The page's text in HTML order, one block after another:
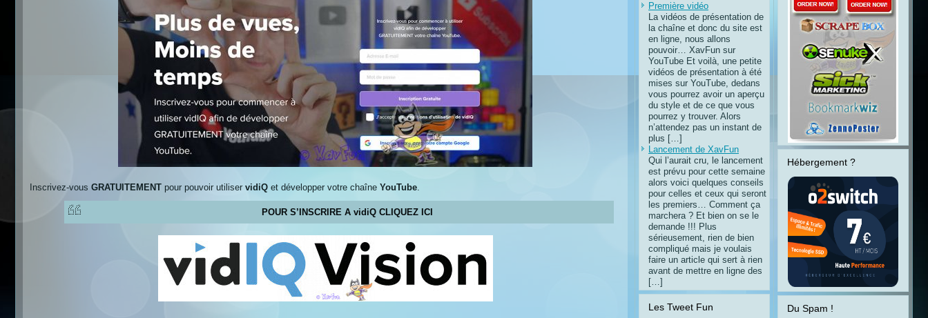
Inscrivez-vous GRATUITEMENT pour pouvoir utiliser vidiQ et développer votre chaîne YouTube.
POUR S’INSCRIRE A vidiQ CLIQUEZ ICI
Première vidéo
La vidéos de présentation de
la chaîne et donc du site est
en ligne, nous allons
pouvoir… XavFun sur
YouTube Et voilà, une petite
vidéos de présentation à été
mises sur YouTube, dedans
vous pourrez avoir un aperçu
du style et de ce que vous
pourrez y trouver. Alors
n’attendez pas un instant de
plus […]
Lancement de XavFun
Qui l’aurait cru, le lancement
est prévu pour cette semaine
alors voici quelques conseils
pour celles et ceux qui seront
les premiers… Comment ça
marchera ? Et bien on se le
demande !!! Plus
sérieusement, rien de bien
compliqué mais je voulais
faire un article qui sert à rien
avant de mettre en ligne des
[…]
Les Tweet Fun
Hébergement ?
Du Spam !